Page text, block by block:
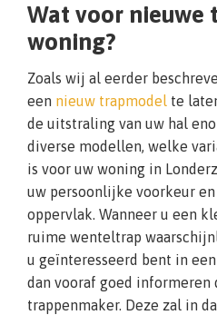
Wat voor nieuwe
woning?
Zoals wij al eerder
een nieuw trapmodel te
de uitstraling van uw hal
diverse modellen, welke
is voor uw woning in
uw persoonlijke voorkeur
oppervlak. Wanneer u een
ruime wenteltrap
u geïnteresseerd bent in
dan vooraf goed informeren
trappenmaker. Deze zal in